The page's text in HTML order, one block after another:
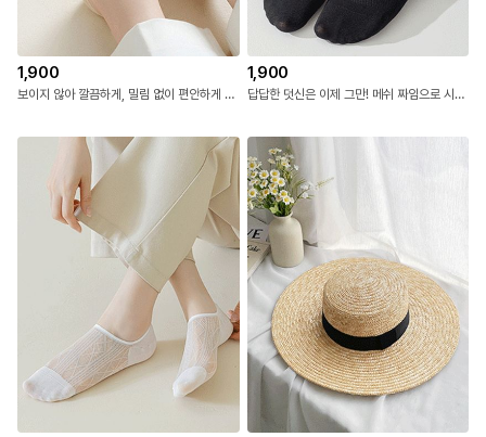
1,900
보이지 않아 깔끔하게, 밀림 없이 편안하게 데일리 실리콘 미니 덧신
1,900
답답한 덧신은 이제 그만! 메쉬 짜임으로 시원하고 편안하게 데일리 에어메쉬 덧신